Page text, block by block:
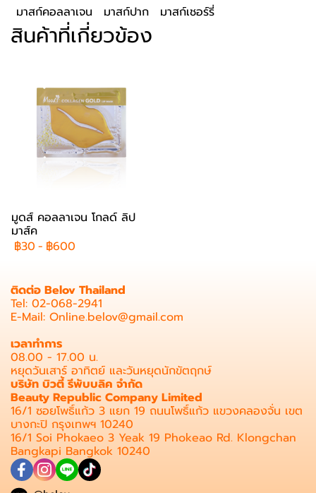
มาสก์คอลลาเจน มาสก์ปาก มาสก์เชอร์รี่
สินค้าที่เกี่ยวข้อง
มูดส์ คอลลาเจน โกลด์ ลิป
มาส์ค
฿30 - ฿600
ติดต่อ Belov Thailand
Tel: 02-068-2941
E-Mail: Online.belov@gmail.com
เวลาทำการ
08.00 - 17.00 น.
หยุดวันเสาร์ อาทิตย์ และวันหยุดนักขัตฤกษ์
บริษัท บิวตี้ รีพับบลิค จำกัด
Beauty Republic Company Limited
16/1 ซอยโพธิ์แก้ว 3 แยก 19 ถนนโพธิ์แก้ว แขวงคลองจั่น เขต
บางกะปิ กรุงเทพฯ 10240
16/1 Soi Phokaeo 3 Yeak 19 Phokeao Rd. Klongchan
Bangkapi Bangkok 10240